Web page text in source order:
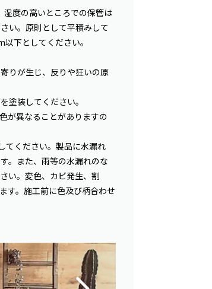
度の高いところでの保管は
い。原則として平積みして
下としてください。
りが生じ、反りや狂いの原
塗装してください。
が異なることがありますの
てください。製品に水漏れ
。また、雨等の水漏れのな
い。変色、カビ発生、割
す。施工前に色及び柄合わせ